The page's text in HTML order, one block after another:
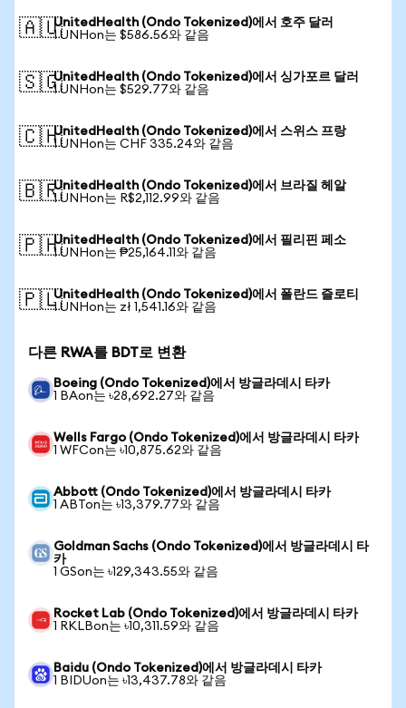
🇦🇺UnitedHealth (Ondo Tokenized)에서 호주 달러
1 UNHon는 $586.56와 같음
🇸🇬UnitedHealth (Ondo Tokenized)에서 싱가포르 달러
1 UNHon는 $529.77와 같음
🇨🇭UnitedHealth (Ondo Tokenized)에서 스위스 프랑
1 UNHon는 CHF 335.24와 같음
🇧🇷UnitedHealth (Ondo Tokenized)에서 브라질 헤알
1 UNHon는 R$2,112.99와 같음
🇵🇭UnitedHealth (Ondo Tokenized)에서 필리핀 페소
1 UNHon는 ₱25,164.11와 같음
🇵🇱UnitedHealth (Ondo Tokenized)에서 폴란드 즐로티
1 UNHon는 zł 1,541.16와 같음
다른 RWA를 BDT로 변환
Boeing (Ondo Tokenized)에서 방글라데시 타카
1 BAon는 ৳28,692.27와 같음
Wells Fargo (Ondo Tokenized)에서 방글라데시 타카
1 WFCon는 ৳10,875.62와 같음
Abbott (Ondo Tokenized)에서 방글라데시 타카
1 ABTon는 ৳13,379.77와 같음
Goldman Sachs (Ondo Tokenized)에서 방글라데시 타
카
1 GSon는 ৳129,343.55와 같음
Rocket Lab (Ondo Tokenized)에서 방글라데시 타카
1 RKLBon는 ৳10,311.59와 같음
Baidu (Ondo Tokenized)에서 방글라데시 타카
1 BIDUon는 ৳13,437.78와 같음